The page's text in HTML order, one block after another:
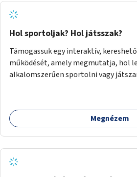
Hol sportoljak? Hol játsszak?
Támogassuk egy interaktív,
működését, amely megmutatja, hol
alkalomszerűen sportolni vagy
bridzsezni, biliárdozni vagy
ezek mikor érhetők el. A projekt célja,
fejlesztett megoldás fenntartásán
Megnézem